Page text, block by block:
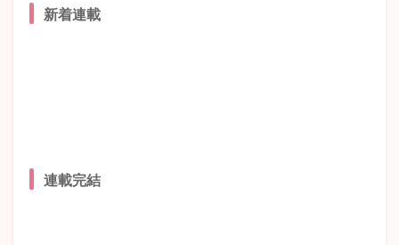
新着連載
連載完結